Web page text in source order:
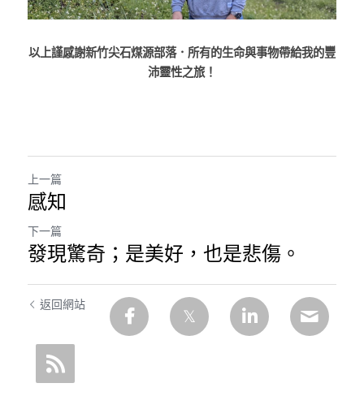
以上謹感謝新竹尖石煤源部落．所有的生命與事物帶給我的豐
沛靈性之旅！
上一篇
感知
下一篇
發現驚奇；是美好，也是悲傷。
返回網站